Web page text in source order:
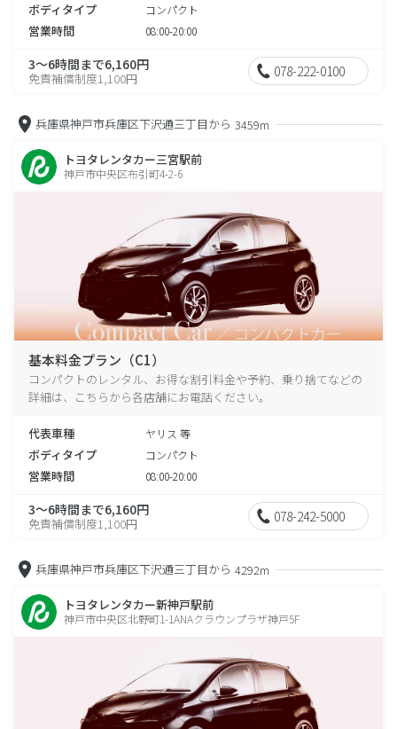
ボディタイプ コンパクト
営業時間 08:00-20:00
3～6時間まで6,160円
免責補償制度1,100円 078-222-0100
兵庫県神戸市兵庫区下沢通三丁目から 3459m
トヨタレンタカー三宮駅前
神戸市中央区布引町4-2-6
基本料金プラン（C1）
コンパクトのレンタル、お得な割引料金や予約、乗り捨てなどの
詳細は、こちらから各店舗にお電話ください。
代表車種 ヤリス 等
ボディタイプ コンパクト
営業時間 08:00-20:00
3～6時間まで6,160円
免責補償制度1,100円 078-242-5000
兵庫県神戸市兵庫区下沢通三丁目から 4292m
トヨタレンタカー新神戸駅前
神戸市中央区北野町1-1ANAクラウンプラザ神戸5F